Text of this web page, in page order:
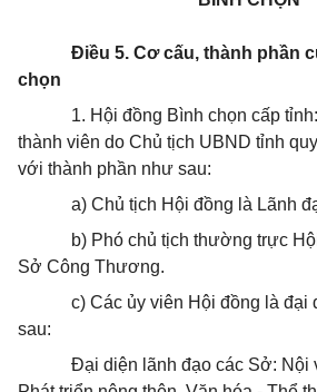
Điều 5. Cơ cấu, thành phần
chọn
1. Hội đồng Bình chọn cấp
thành viên do Chủ tịch UBND tỉnh
với thành phần như sau:
a) Chủ tịch Hội đồng là Lãnh
b) Phó chủ tịch thường trực
Sở Công Thương.
c) Các ủy viên Hội đồng là đại
sau:
Đại diện lãnh đạo các Sở: Nội